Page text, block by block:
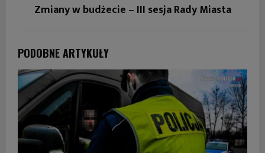
Zmiany w budżecie – III sesja Rady Miasta
PODOBNE ARTYKUŁY